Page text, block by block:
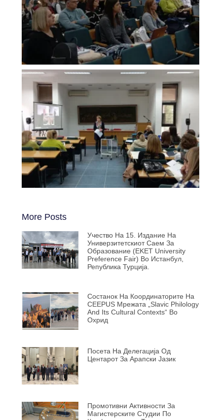
More Posts
Учество На 15. Издание На
Универзитетскиот Саем За
Образование (EKET University
Preference Fair) Во Истанбул,
Република Турција.
Состанок На Координаторите На
CEEPUS Мрежата „Slavic Philology
And Its Cultural Contexts“ Во
Охрид
Посета На Делегација Од
Центарот За Арапски Јазик
Промотивни Активности За
Магистерските Студии По